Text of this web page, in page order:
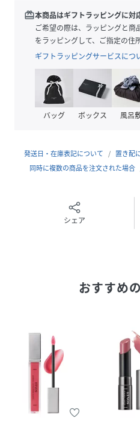
くりした唇に※1。
Point3「選ぶ」と「似合う」
富なカラーバリエーション
さりげなく映える透明感のあ
プ」に、きちんと発色し大人
イプ」。それぞれに、抜け感
開。“選ぶ”も“似合う”も楽し
リーフ型チップ採用中央に穴
く、ほどよく幅があり平らに
※1メイクアップ効果による
分：ダイマージリノール酸ジ(
全成分ダイマージリノール酸
リセリル-2、パルミチン酸デ
ウ、乳酸桿菌/セイヨウナシ果
ロキシプロリン、ウラボシヤ
種子エキス、ヒアルロン酸Na
トコフェロール)アミノプロパ
ルレチン酸ステアリル、アラ
ルコシルヘスペリジン、BG、
redeem本商品はギフトラッピングに対
ご希望の際は、ラッピングと
をラッピングして、ご指定の住
ギフトラッピングサービスにつ
バッグ ボックス 風呂
発送日・在庫表記について 置き配
同時に複数の商品を注文された場合
シェア
おすすめ